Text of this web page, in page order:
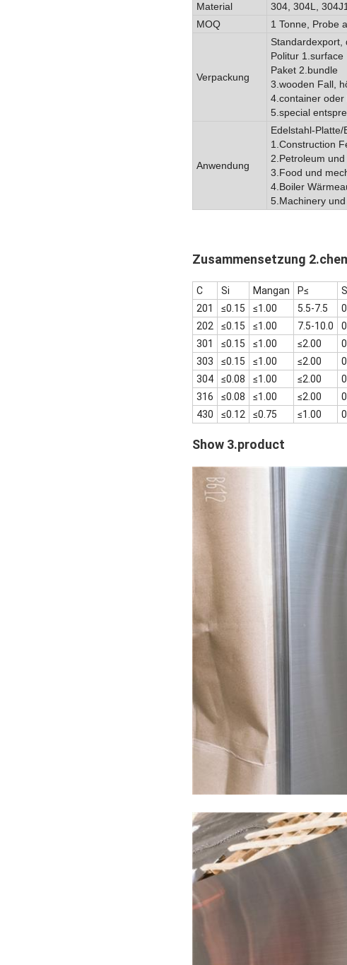
Material
304, 304L,
MOQ
1 Tonne, Probe
Verpackung
Standardexport,
Politur 1.surface
Paket 2.bundle
3.wooden Fall,
4.container oder
5.special
Anwendung
Edelstahl-
1.Construction
2.Petroleum
3.Food und
4.Boiler
5.Machinery
Zusammensetzung
C Si Mangan P≤
201
≤0.15 ≤1.00 5.5-7.5
202
≤0.15 ≤1.00 7.5-10.0
301
≤0.15 ≤1.00 ≤2.00
303
≤0.15 ≤1.00 ≤2.00
304
≤0.08 ≤1.00 ≤2.00
316
≤0.08 ≤1.00 ≤2.00
430
≤0.12 ≤0.75 ≤1.00
Show 3.product